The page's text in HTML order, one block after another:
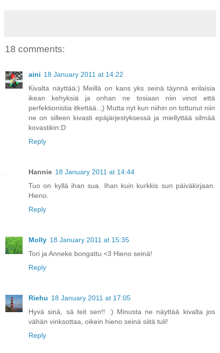
18 comments:
aini 18 January 2011 at 14:22
Kivalta näyttää:) Meillä on kans yks seinä täynnä erilaisia
ikean kehyksiä ja onhan ne tosiaan niin vinot että
perfektionistia itkettää..;) Mutta nyt kun niihin on tottunut niin
ne on silleen kivasti epäjärjestyksessä ja miellyttää silmää
kovastikin:D
Reply
Hannie 18 January 2011 at 14:44
Tuo on kyllä ihan sua. Ihan kuin kurkkis sun päiväkirjaan.
Hieno.
Reply
Molly 18 January 2011 at 15:35
Tori ja Anneke bongattu <3 Hieno seinä!
Reply
Riehu 18 January 2011 at 17:05
Hyvä sinä, sä teit sen!! :) Minusta ne näyttää kivalta jos
vähän vinksottaa, oikein hieno seinä siitä tuli!
Reply